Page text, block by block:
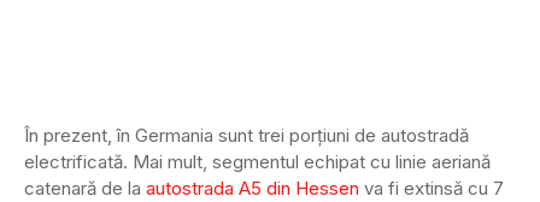
În prezent, în Germania sunt trei porțiuni de autostradă
electrificată. Mai mult, segmentul echipat cu linie aeriană
catenară de la autostrada A5 din Hessen va fi extinsă cu 7